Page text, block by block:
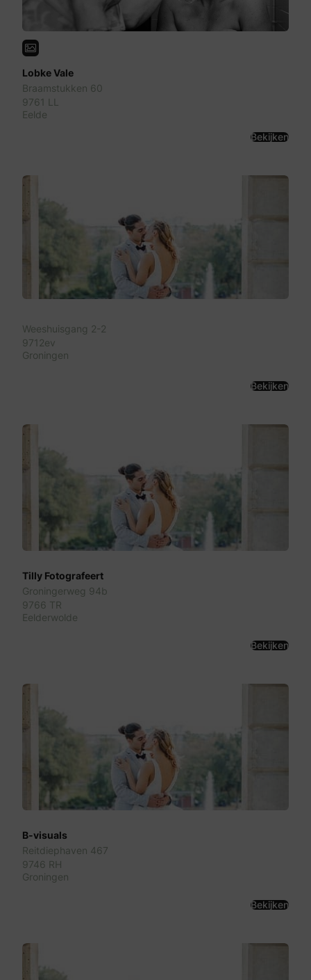
Lobke Vale
Braamstukken 60
9761 LL
Eelde
Bekijken
Weeshuisgang 2-2
9712ev
Groningen
Bekijken
Tilly Fotografeert
Groningerweg 94b
9766 TR
Eelderwolde
Bekijken
B-visuals
Reitdiephaven 467
9746 RH
Groningen
Bekijken